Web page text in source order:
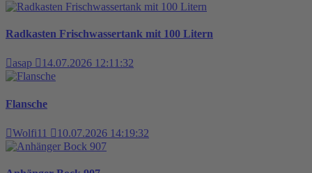
Radkasten Frischwassertank mit 100 Litern
asap 14.07.2026 12:11:32
Flansche
Wolfi11 10.07.2026 14:19:32